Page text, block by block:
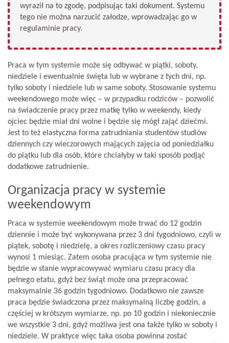
wyraził na to zgodę, podpisując taki dokument. Systemu
tego nie można narzucić załodze, wprowadzając go w
regulaminie pracy.
Praca w tym systemie może się odbywać w piątki, soboty,
niedziele i ewentualnie święta lub w wybrane z tych dni, np.
tylko soboty i niedziele lub w same soboty. Stosowanie systemu
weekendowego może więc – w przypadku rodziców – pozwolić
na świadczenie pracy przez matkę tylko w weekendy, kiedy
ojciec będzie miał dni wolne i będzie się mógł zająć dziećmi.
Jest to też elastyczna forma zatrudniania studentów studiów
dziennych czy wieczorowych mających zajęcia od poniedziałku
do piątku lub dla osób, które chciałyby w taki sposób podjąć
dodatkowe zatrudnienie.
Organizacja pracy w systemie
weekendowym
Praca w systemie weekendowym może trwać do 12 godzin
dziennie i może być wykonywana przez 3 dni tygodniowo, czyli w
piątek, sobotę i niedzielę, a okres rozliczeniowy czasu pracy
wynosi 1 miesiąc. Zatem osoba pracująca w tym systemie nie
będzie w stanie wypracowywać wymiaru czasu pracy dla
pełnego etatu, gdyż bez świąt może ona przepracować
maksymalnie 36 godzin tygodniowo. Dodatkowo nie zawsze
praca będzie świadczona przez maksymalną liczbę godzin, a
częściej w krótszym wymiarze, np. po 10 godzin i niekoniecznie
we wszystkie 3 dni, gdyż możliwa jest ona także tylko w soboty i
niedziele. W praktyce więc taka osoba powinna zostać